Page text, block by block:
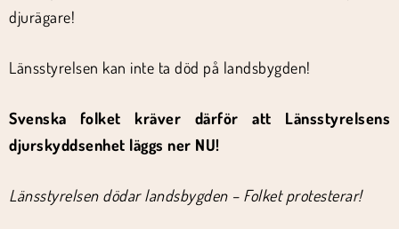
djurägare!
Länsstyrelsen kan inte ta död på landsbygden!
Svenska folket kräver därför att Länsstyrelsens
djurskyddsenhet läggs ner NU!
Länsstyrelsen dödar landsbygden – Folket protesterar!